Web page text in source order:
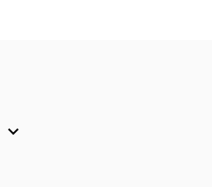
